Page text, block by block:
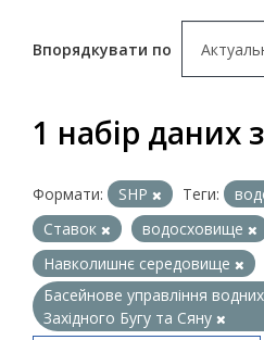
Впорядкувати по
1 набір даних
Формати: SHP Теги:
Ставок
водосховище
Навколишнє середовище
Басейнове управління водних
Західного Бугу та Сяну